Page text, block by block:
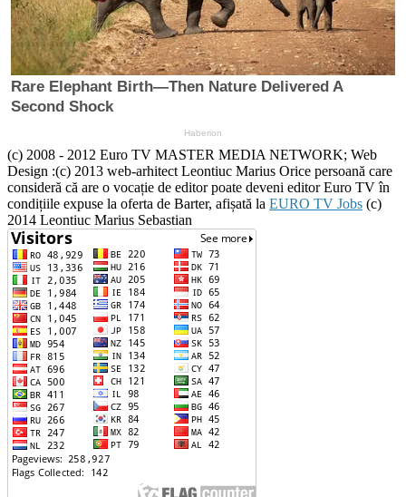
(c) 2008 - 2012 Euro TV MASTER MEDIA NETWORK; Web
Design :(c) 2013 web-arhitect Leontiuc Marius Orice persoană care
consideră că are o vocație de editor poate deveni editor Euro TV în
condițiile expuse la oferta de Barter, afișată la EURO TV Jobs (c)
2014 Leontiuc Marius Sebastian